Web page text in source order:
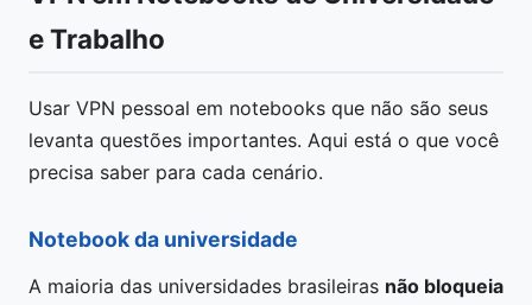
e Trabalho
Usar VPN pessoal em notebooks que não são seus
levanta questões importantes. Aqui está o que você
precisa saber para cada cenário.
Notebook da universidade
A maioria das universidades brasileiras não bloqueia